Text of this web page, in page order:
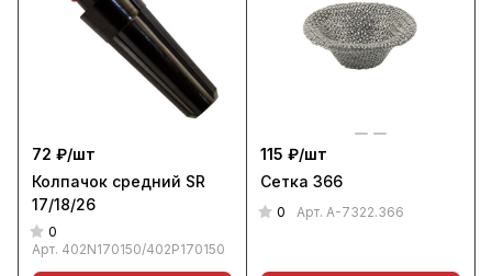
72 ₽/шт
Колпачок средний SR
17/18/26
0
Арт. 402N170150/402P170150
115 ₽/шт
Сетка 366
0 Арт. А-7322.366